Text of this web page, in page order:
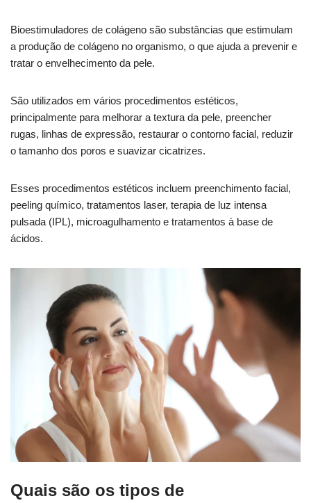
Bioestimuladores de colágeno são substâncias que estimulam
a produção de colágeno no organismo, o que ajuda a prevenir e
tratar o envelhecimento da pele.
São utilizados em vários procedimentos estéticos,
principalmente para melhorar a textura da pele, preencher
rugas, linhas de expressão, restaurar o contorno facial, reduzir
o tamanho dos poros e suavizar cicatrizes.
Esses procedimentos estéticos incluem preenchimento facial,
peeling químico, tratamentos laser, terapia de luz intensa
pulsada (IPL), microagulhamento e tratamentos à base de
ácidos.
Quais são os tipos de